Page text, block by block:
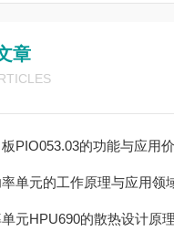
章
PIO053.03的功能与应用
单元的工作原理与应用领
元HPU690的散热设计原理